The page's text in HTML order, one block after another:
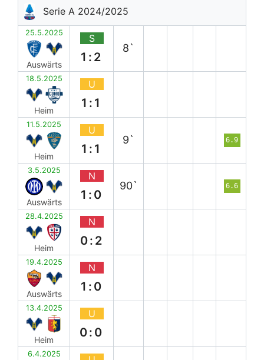
Serie A 2024/2025
25.5.2025
Auswärts
S
1:2
8`
18.5.2025
Heim
U
1:1
11.5.2025
Heim
U
1:1
9` 6.9
3.5.2025
Auswärts
N
1:0
90` 6.6
28.4.2025
Heim
N
0:2
19.4.2025
Auswärts
N
1:0
13.4.2025
Heim
U
0:0
6.4.2025